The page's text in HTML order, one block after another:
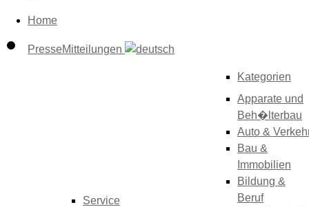
Home
PresseMitteilungen
Service
Kategorien
Apparate und
Beh�lterbau
Auto &
Bau &
Immobilien
Bildung &
Beruf